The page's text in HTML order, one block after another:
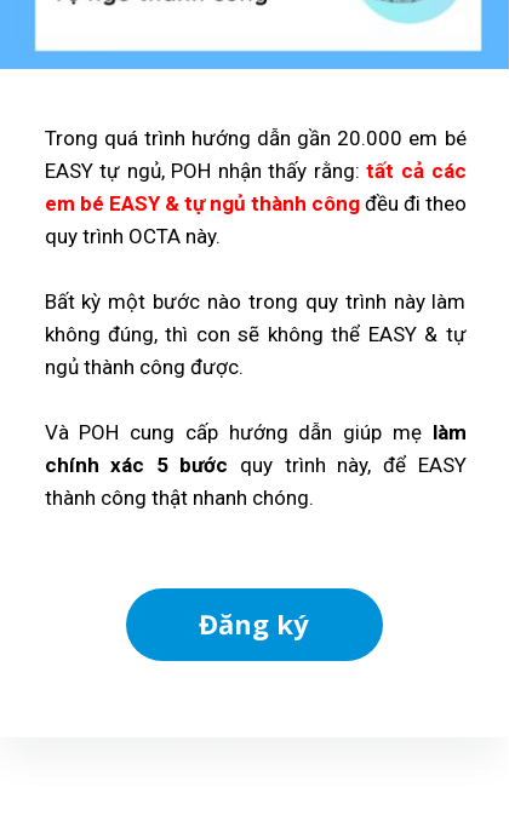
Trong quá trình hướng dẫn gần 20.000 em bé
EASY tự ngủ, POH nhận thấy rằng:tất cả các
em bé EASY & tự ngủ thành công đều đi theo
quy trình OCTA này.
Bất kỳ một bước nào trong quy trình này làm
không đúng, thì con sẽ không thể EASY & tự
ngủ thành công được.
Và POH cung cấp hướng dẫn giúp mẹ làm
chính xác 5 bước quy trình này, để EASY
thành công thật nhanh chóng.
Đăng ký